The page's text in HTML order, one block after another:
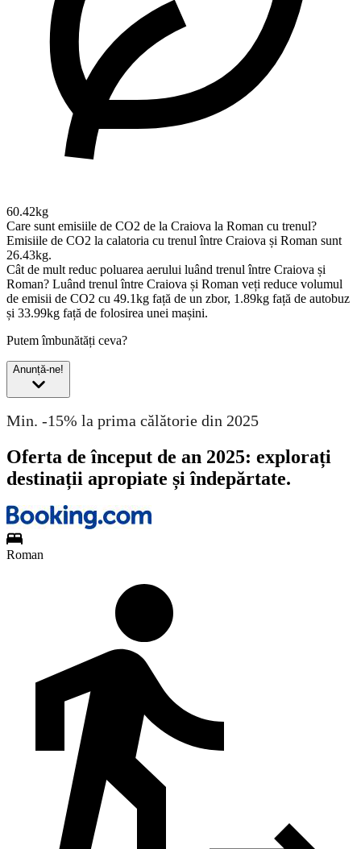
60.42kg
Care sunt emisiile de CO2 de la Craiova la Roman cu trenul?
Emisiile de CO2 la calatoria cu trenul între Craiova și Roman sunt
26.43kg.
Cât de mult reduc poluarea aerului luând trenul între Craiova și
Roman? Luând trenul între Craiova și Roman veți reduce volumul
de emisii de CO2 cu 49.1kg față de un zbor, 1.89kg față de autobuz
și 33.99kg față de folosirea unei mașini.
Putem îmbunătăți ceva?
Anunță-ne!
Min. -15% la prima călătorie din 2025
Oferta de început de an 2025: explorați
destinații apropiate și îndepărtate.
Roman